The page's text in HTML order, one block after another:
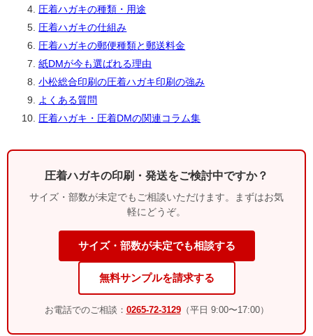
圧着ハガキの種類・用途
圧着ハガキの仕組み
圧着ハガキの郵便種類と郵送料金
紙DMが今も選ばれる理由
小松総合印刷の圧着ハガキ印刷の強み
よくある質問
圧着ハガキ・圧着DMの関連コラム集
圧着ハガキの印刷・発送をご検討中ですか？
サイズ・部数が未定でもご相談いただけます。まずはお気
軽にどうぞ。
サイズ・部数が未定でも相談する
無料サンプルを請求する
お電話でのご相談： 0265-72-3129（平日 9:00〜17:00）